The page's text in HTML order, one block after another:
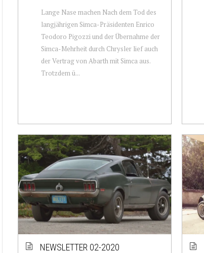
Lange Nase machen Nach dem Tod des
langjährigen Simca-Präsidenten Enrico
Teodoro Pigozzi und der Übernahme der
Simca-Mehrheit durch Chrysler lief auch
der Vertrag von Abarth mit Simca aus.
Trotzdem ü...
NEWSLETTER 02-2020